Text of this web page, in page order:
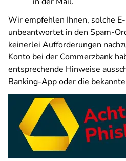
Wir empfehlen Ihnen, solche
unbeantwortet in den Spam-
keinerlei Aufforderungen
Konto bei der Commerzbank
entsprechende Hinweise
Banking-App oder die